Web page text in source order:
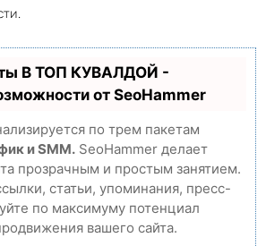
В ТОП КУВАЛДОЙ -
от SeoHammer
по трем пакетам
и SMM. SeoHammer делает
прозрачным и простым занятием.
статьи, упоминания, пресс-
по максимуму потенциал
вашего сайта.